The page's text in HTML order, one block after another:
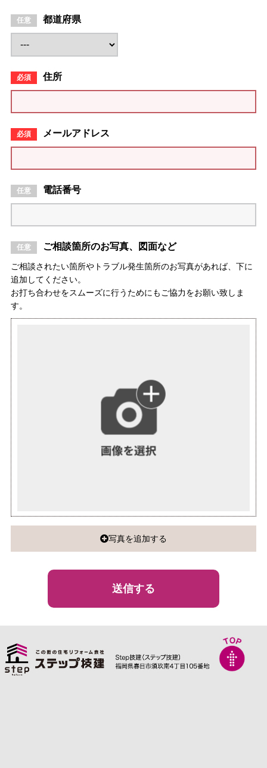
都道府県
住所
メールアドレス
電話番号
ご相談箇所のお写真、図面など
ご相談されたい箇所やトラブル発生箇所のお写真があれば、下に
追加してください。
お打ち合わせをスムーズに行うためにもご協力をお願い致しま
す。
写真を追加する